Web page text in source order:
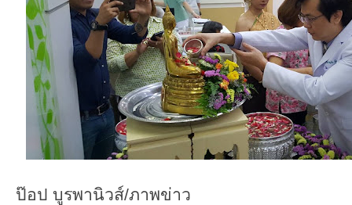
ป๊อป บูรพานิวส์/ภาพข่าว